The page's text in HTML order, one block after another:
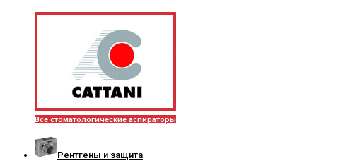
Все стоматологические аспираторы
Рентгены и защита